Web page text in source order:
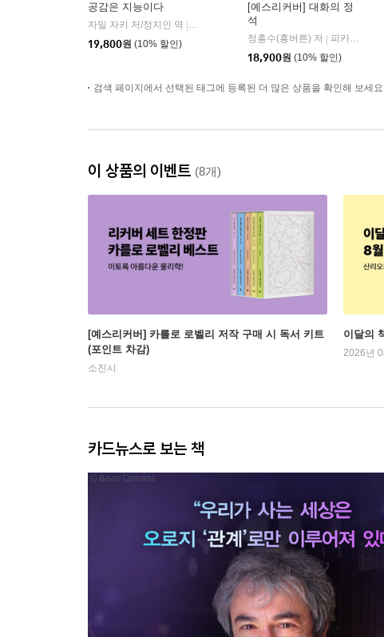
공감은 지능이다
자밀 자키 저/정지인 역
심심
19,800원 (10% 할인)
[예스리커버] 대화의 정
석
정흥수(흥버튼) 저
피카(FIKA)
18,900원 (10% 할인)
검색 페이지에서 선택된 태그에 등록된 더 많은 상품을 확인해 보세
이 상품의 이벤트 (8개)
[예스리커버] 카를로 로벨리 저작 구매 시 독서 키트
(포인트 차감)
소진시
이달의
2026년
카드뉴스로 보는 책